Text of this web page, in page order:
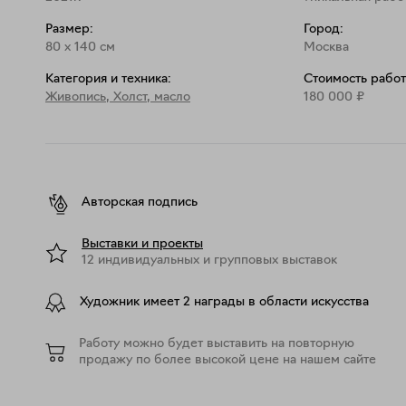
Размер:
80 x 140 см
Категория и техника:
Живопись, Холст, масло
Город:
Москва
Стоимость
180 000 ₽
Авторская подпись
Выставки и проекты
12 индивидуальных и групповых выставок
Художник имеет 2 награды в области искусства
Работу можно будет выставить на повторную
продажу по более высокой цене на нашем сайте